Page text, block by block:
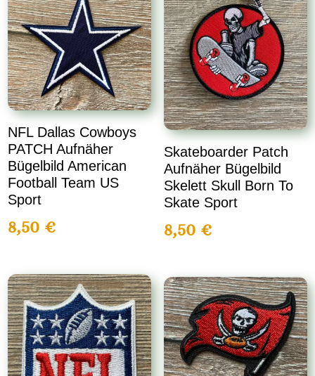
NFL Dallas Cowboys
PATCH Aufnäher
Bügelbild American
Football Team US
Sport
8,50 €
Skateboarder Patch
Aufnäher Bügelbild
Skelett Skull Born To
Skate Sport
8,50 €